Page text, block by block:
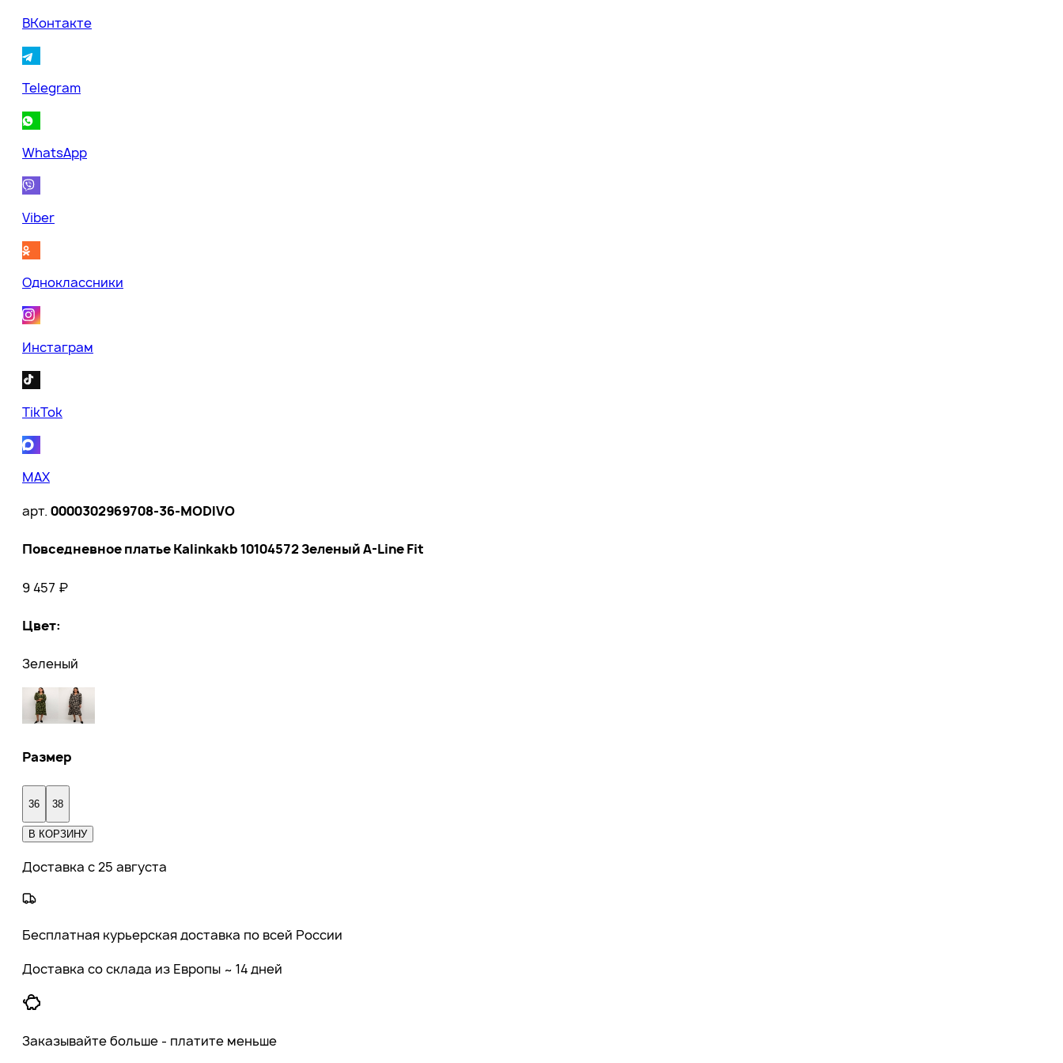
ВКонтакте
Telegram
WhatsApp
Viber
Одноклассники
Инстаграм
TikTok
MAX
арт. 0000302969708-36-MODIVO
Повседневное платье Kalinkakb 10104572 Зеленый A-Line Fit
9 457 ₽
Цвет:
Зеленый
Размер
36 38
В КОРЗИНУ
Доставка с 25 августа
Бесплатная курьерская доставка по всей России
Доставка со склада из Европы ~ 14 дней
Заказывайте больше - платите меньше